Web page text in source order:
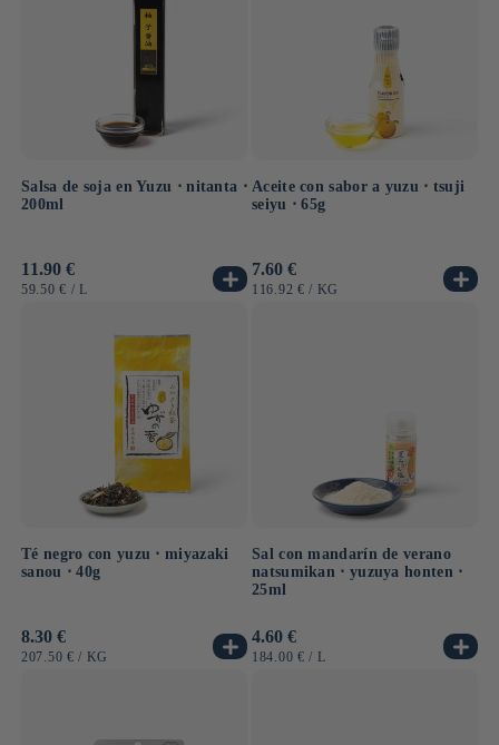
Salsa de soja en Yuzu ⋅ nitanta ⋅
200ml
Precio
habitual
11.90 €
PRECIO
59.50 € / POR
L
Aceite con sabor a yuzu ⋅ tsuji
seiyu ⋅ 65g
Precio
habitual
7.60 €
PRECIO
116.92 € / POR
KG
Té negro con yuzu ⋅ miyazaki
sanou ⋅ 40g
Precio
habitual
8.30 €
PRECIO
207.50 € / POR
KG
Sal con mandarín de verano
natsumikan ⋅ yuzuya honten ⋅
25ml
Precio
habitual
4.60 €
PRECIO
184.00 € / POR
L